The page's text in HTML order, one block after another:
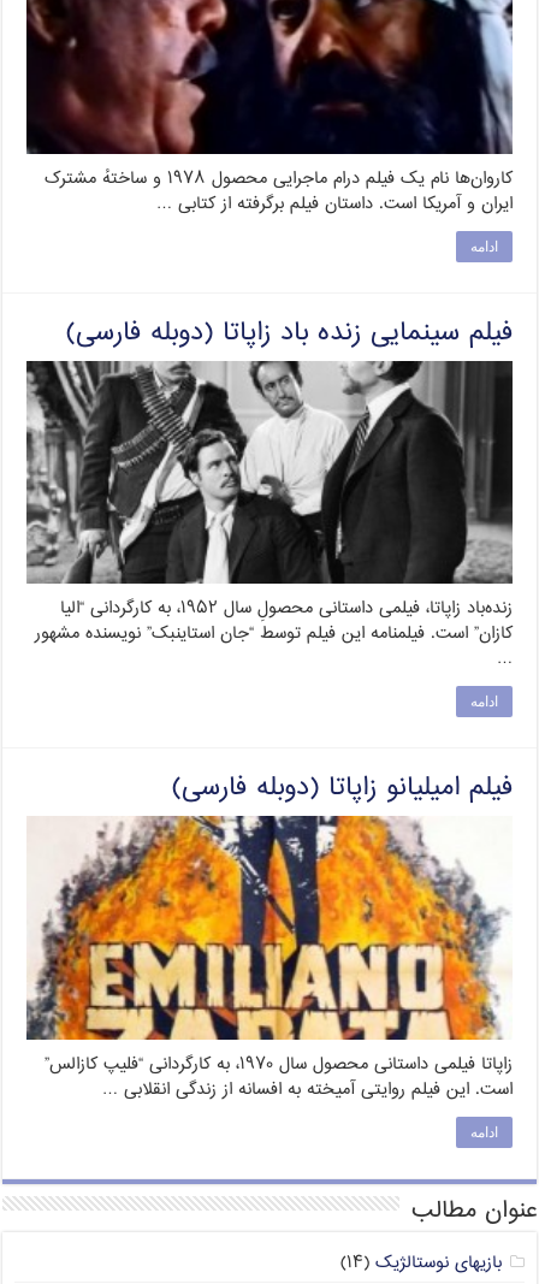
کاروان‌ها نام یک فیلم درام ماجرایی محصول ۱۹۷۸ و ساختهٔ مشترک
ایران و آمریکا است. داستان فیلم برگرفته از کتابی …
ادامه
فیلم سینمایی زنده باد زاپاتا (دوبله فارسی)
زنده‌باد زاپاتا، فیلمی داستانی محصولِ سال ۱۹۵۲، به کارگردانی “الیا
کازان” است. فیلمنامه این فیلم توسط “جان استاینبک” نویسنده مشهور
…
ادامه
فیلم امیلیانو زاپاتا (دوبله فارسی)
زاپاتا فیلمی داستانی محصول سال ۱۹۷۰، به کارگردانی “فلیپ کازالس”
است. این فیلم روایتی آمیخته به افسانه از زندگی انقلابی …
ادامه
عنوان مطالب
بازیهای نوستالژیک (۱۴)